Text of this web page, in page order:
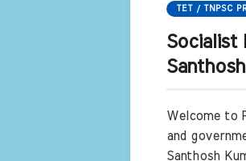
TET / TNPSC
Socialist
Welcome to
and
Santhosh